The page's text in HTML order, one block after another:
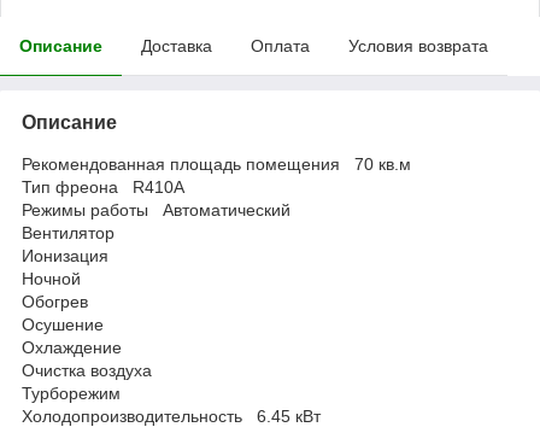
Описание Доставка Оплата Условия возврата
Описание
Рекомендованная площадь помещения 70 кв.м
Тип фреона R410A
Режимы работы Автоматический
Вентилятор
Ионизация
Ночной
Обогрев
Осушение
Охлаждение
Очистка воздуха
Турборежим
Холодопроизводительность 6.45 кВт